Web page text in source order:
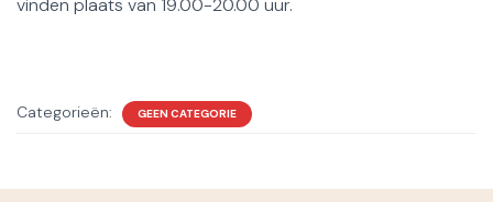
vinden plaats van 19.00-20.00 uur.
Categorieën: GEEN CATEGORIE